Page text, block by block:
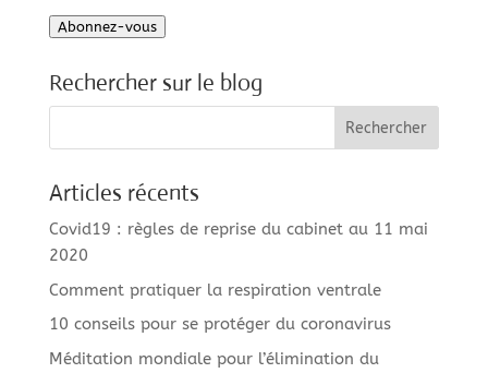
mail
Abonnez-vous
Rechercher sur le blog
Articles récents
Covid19 : règles de reprise du cabinet au 11 mai
2020
Comment pratiquer la respiration ventrale
10 conseils pour se protéger du coronavirus
Méditation mondiale pour l’élimination du